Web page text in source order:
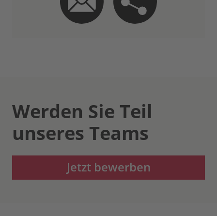
Werden Sie Teil
unseres Teams
Jetzt bewerben